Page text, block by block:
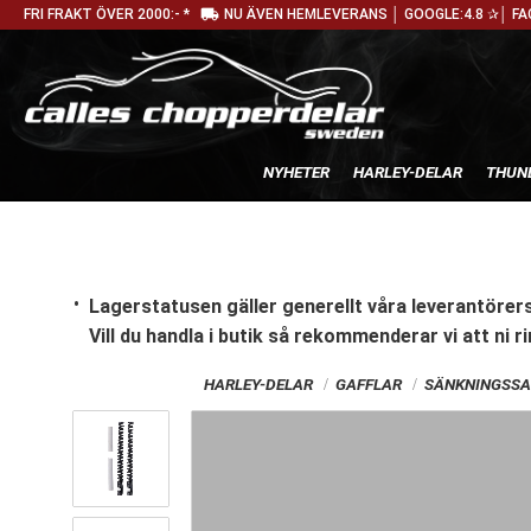
FRI FRAKT ÖVER 2000:- * local_shipping NU ÄVEN HEMLEVERANS │ GOOGLE:4.8 ✰│
NYHETER HARLEY-DELAR
Lagerstatusen gäller generellt våra
Vill du handla i butik så rekommenderar vi att ni
HARLEY-DELAR GAFFLAR